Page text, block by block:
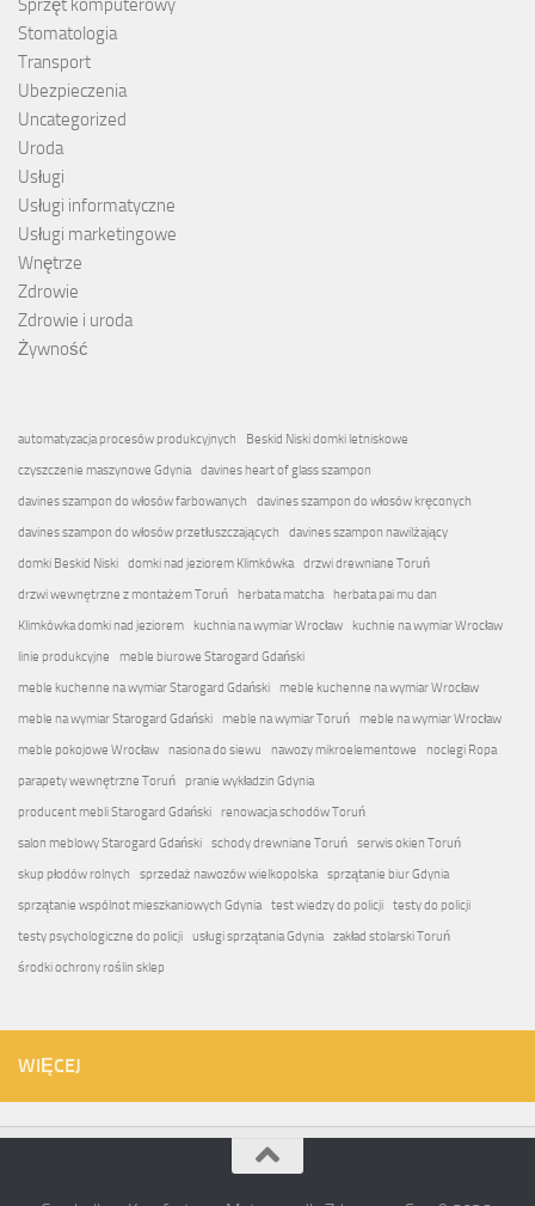
Sprzęt komputerowy
Stomatologia
Transport
Ubezpieczenia
Uncategorized
Uroda
Usługi
Usługi informatyczne
Usługi marketingowe
Wnętrze
Zdrowie
Zdrowie i uroda
Żywność
automatyzacja procesów produkcyjnych
Beskid Niski domki letniskowe
czyszczenie maszynowe Gdynia
davines heart of glass szampon
davines szampon do włosów farbowanych
davines szampon do włosów kręconych
davines szampon do włosów przetłuszczających
davines szampon nawilżający
domki Beskid Niski
domki nad jeziorem Klimkówka
drzwi drewniane Toruń
drzwi wewnętrzne z montażem Toruń
herbata matcha
herbata pai mu dan
Klimkówka domki nad jeziorem
kuchnia na wymiar Wrocław
kuchnie na wymiar Wrocław
linie produkcyjne
meble biurowe Starogard Gdański
meble kuchenne na wymiar Starogard Gdański
meble kuchenne na wymiar Wrocław
meble na wymiar Starogard Gdański
meble na wymiar Toruń
meble na wymiar Wrocław
meble pokojowe Wrocław
nasiona do siewu nawozy mikroelementowe
noclegi Ropa
parapety wewnętrzne Toruń
pranie wykładzin Gdynia
producent mebli Starogard Gdański
renowacja schodów Toruń
salon meblowy Starogard Gdański
schody drewniane Toruń
serwis okien Toruń
skup płodów rolnych
sprzedaż nawozów wielkopolska
sprzątanie biur Gdynia
sprzątanie wspólnot mieszkaniowych Gdynia
test wiedzy do policji
testy do policji
testy psychologiczne do policji
usługi sprzątania Gdynia
zakład stolarski Toruń
środki ochrony roślin sklep
WIĘCEJ